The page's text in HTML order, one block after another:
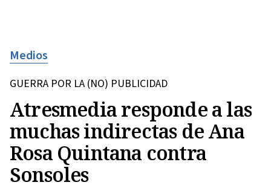
Medios
GUERRA POR LA (NO) PUBLICIDAD
Atresmedia responde a las
muchas indirectas de Ana
Rosa Quintana contra
Sonsoles